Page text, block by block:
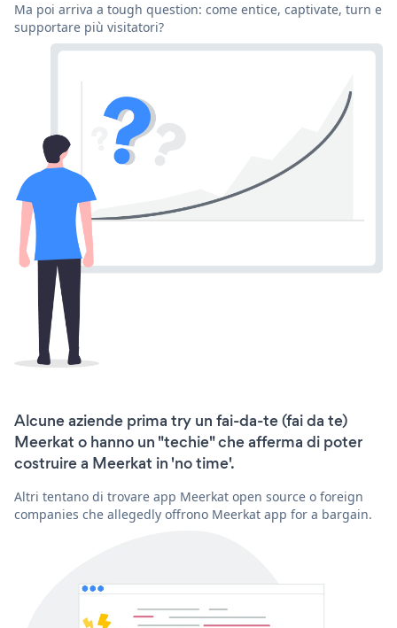
Ma poi arriva a tough question: come entice, captivate, turn e
supportare più visitatori?
Alcune aziende prima try un fai-da-te (fai da te)
Meerkat o hanno un "techie" che afferma di poter
costruire a Meerkat in 'no time'.
Altri tentano di trovare app Meerkat open source o foreign
companies che allegedly offrono Meerkat app for a bargain.